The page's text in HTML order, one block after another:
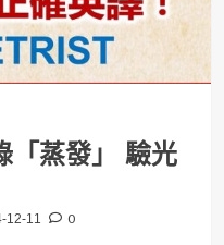
「蒸發」 驗光
12-11 0